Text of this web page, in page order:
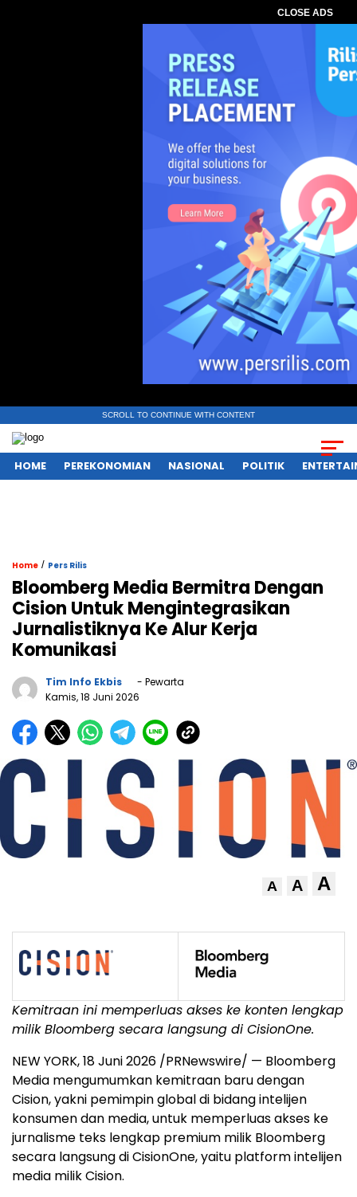
CLOSE ADS
SCROLL TO CONTINUE WITH CONTENT
HOME PEREKONOMIAN NASIONAL POLITIK
Home / Pers Rilis
Bloomberg Media Bermitra Dengan
Cision Untuk Mengintegrasikan
Jurnalistiknya Ke Alur Kerja
Komunikasi
Tim Info Ekbis
- Pewarta
Kamis, 18 Juni 2026
A A A
Kemitraan ini memperluas akses ke konten lengkap
milik Bloomberg secara langsung di CisionOne.
NEW YORK,18 Juni 2026 /PRNewswire/ — Bloomberg
Media mengumumkan kemitraan baru dengan
Cision, yakni pemimpin global di bidang intelijen
konsumen dan media, untuk memperluas akses ke
jurnalisme teks lengkap premium milik Bloomberg
secara langsung di CisionOne, yaitu platform intelijen
media milik Cision.